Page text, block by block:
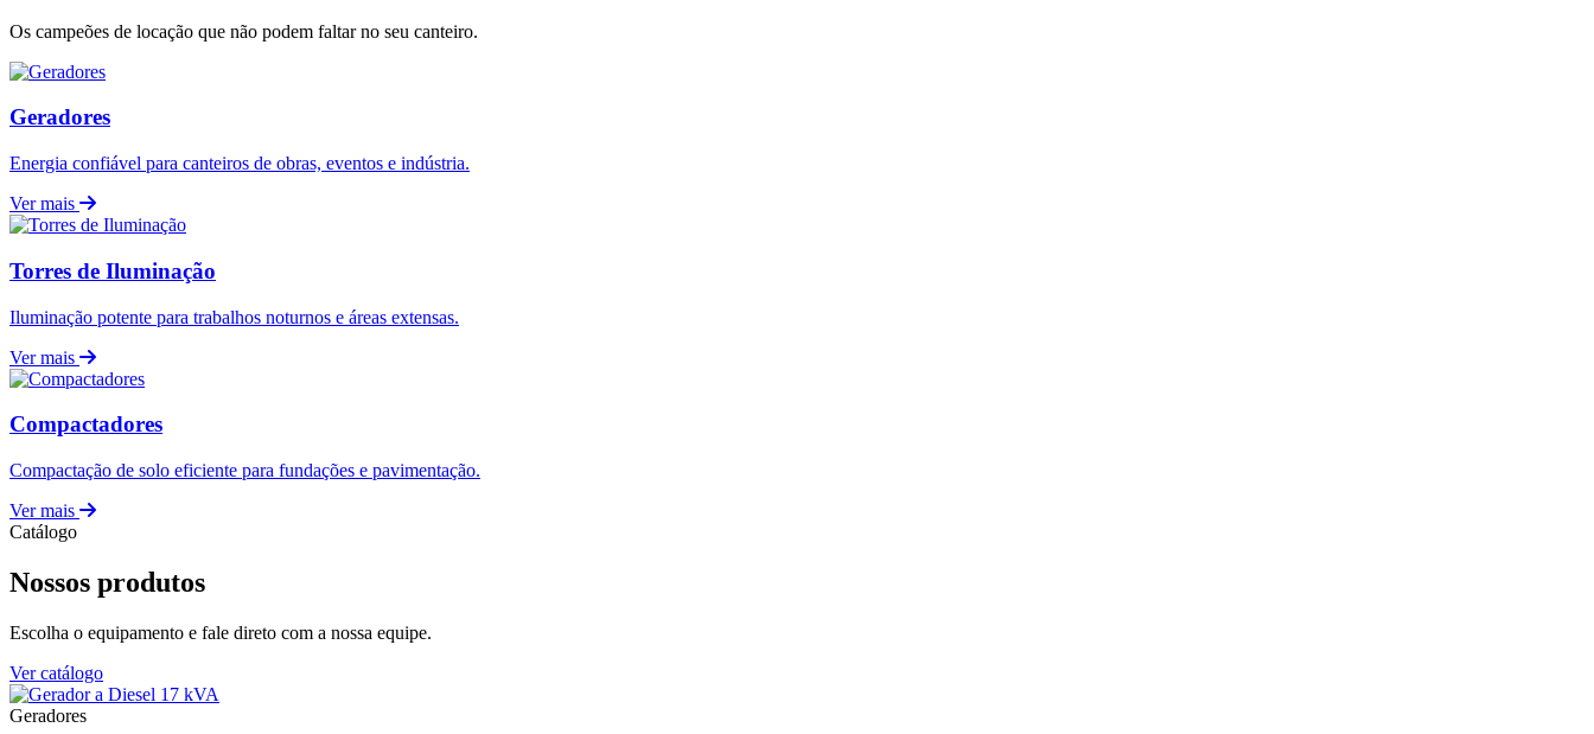
Os campeões de locação que não podem faltar no seu canteiro.
Geradores
Energia confiável para canteiros de obras, eventos e indústria.
Ver mais
Torres de Iluminação
Iluminação potente para trabalhos noturnos e áreas extensas.
Ver mais
Compactadores
Compactação de solo eficiente para fundações e pavimentação.
Ver mais
Catálogo
Nossos produtos
Escolha o equipamento e fale direto com a nossa equipe.
Ver catálogo
Geradores